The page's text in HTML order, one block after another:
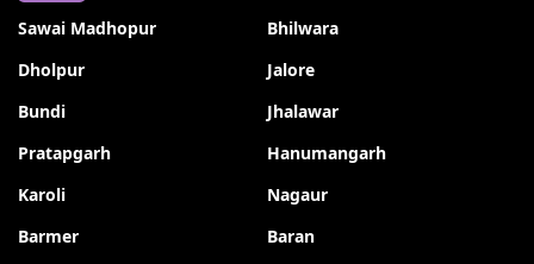
Sawai Madhopur
Bhilwara
Dholpur
Jalore
Bundi
Jhalawar
Pratapgarh
Hanumangarh
Karoli
Nagaur
Barmer
Baran